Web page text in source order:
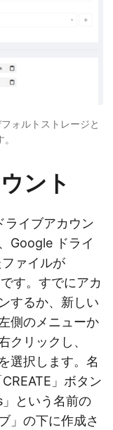
ォルトストレージと
ント
ライブアカウン
Google ドライ
ァイルが
す。すでにアカ
するか、新しい
側のメニューか
クリックし、
選択します。名
」ボタン
という名前の
」の下に作成さ